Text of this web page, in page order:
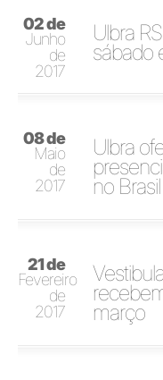
02 de
Junho
de
2017
Ulbra
sábado
08 de
Maio
de
2017
Ulbra
no Brasil
21 de
Fevereiro
de
2017
março